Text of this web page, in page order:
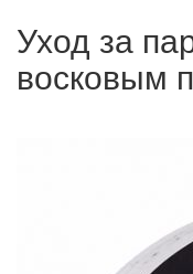
Уход за
восковым